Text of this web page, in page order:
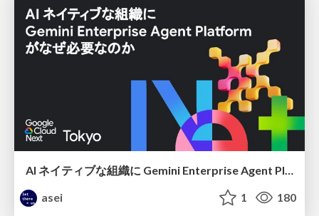
AI ネイティブな組織に Gemini Enterprise Agent Platform がなぜ必要なのか
asei
1 180